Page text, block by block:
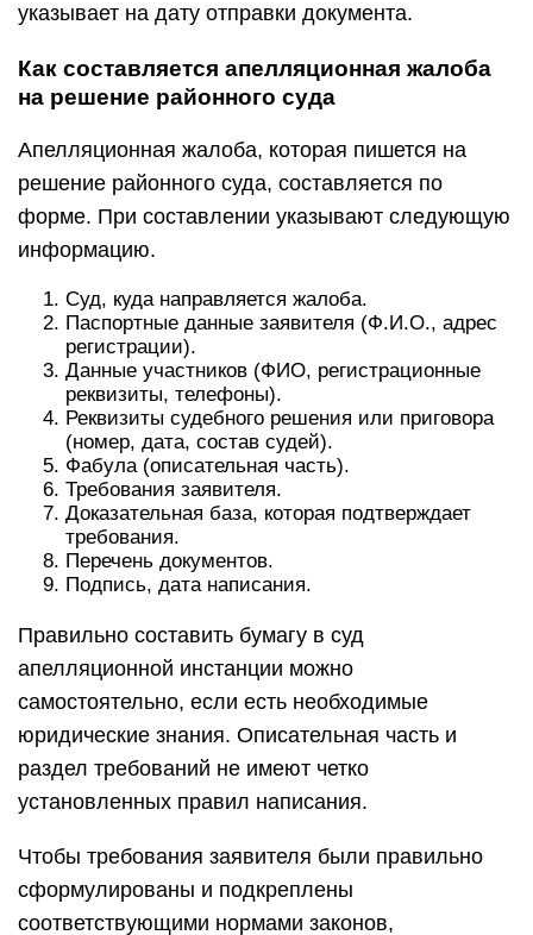
указывает на дату отправки документа.
Как составляется апелляционная жалоба
на решение районного суда
Апелляционная жалоба, которая пишется на
решение районного суда, составляется по
форме. При составлении указывают следующую
информацию.
Суд, куда направляется жалоба.
Паспортные данные заявителя (Ф.И.О., адрес
регистрации).
Данные участников (ФИО, регистрационные
реквизиты, телефоны).
Реквизиты судебного решения или приговора
(номер, дата, состав судей).
Фабула (описательная часть).
Требования заявителя.
Доказательная база, которая подтверждает
требования.
Перечень документов.
Подпись, дата написания.
Правильно составить бумагу в суд
апелляционной инстанции можно
самостоятельно, если есть необходимые
юридические знания. Описательная часть и
раздел требований не имеют четко
установленных правил написания.
Чтобы требования заявителя были правильно
сформулированы и подкреплены
соответствующими нормами законов,